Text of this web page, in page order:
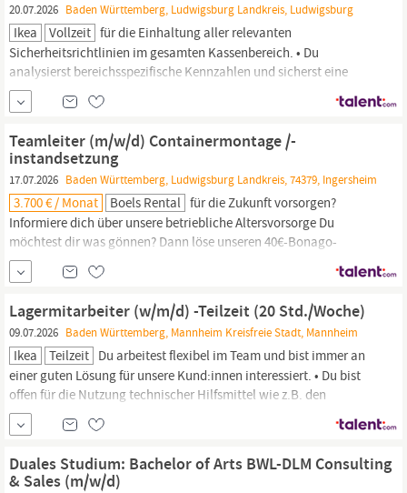
20.07.2026 Baden Württemberg, Ludwigsburg Landkreis, Ludwigsburg
Ikea Vollzeit für die Einhaltung aller relevanten
Sicherheitsrichtlinien im gesamten Kassenbereich. • Du
analysierst bereichsspezifische Kennzahlen und sicherst eine
effektive Personalplanung. • Du unterstützt die Aus- und
Weiterbildung deiner Mitarbeiter:innen und motivierst sie, den
Serviceanspruch zu leben, den Kund:innen an
IKEA
Teamleiter (m/w/d) Containermontage /-
instandsetzung
17.07.2026 Baden Württemberg, Ludwigsburg Landkreis, 74379, Ingersheim
3.700 € / Monat Boels Rental für die Zukunft vorsorgen?
Informiere dich über unsere betriebliche Altersvorsorge Du
möchtest dir was gönnen? Dann löse unseren 40€-Bonago-
Einkaufsgutschein bei
weiteren Geschäften ein Du brauchst Unterstützung in deinem
Bauprojekt? Dann miete Geräte bei Boels zu
Mitarbeiterkonditionen von bis zu 75%
Lagermitarbeiter (w/m/d) -Teilzeit (20 Std./Woche)
09.07.2026 Baden Württemberg, Mannheim Kreisfreie Stadt, Mannheim
Ikea Teilzeit Du arbeitest flexibel im Team und bist immer an
einer guten Lösung für unsere Kund:innen interessiert. • Du bist
offen für die Nutzung technischer Hilfsmittel wie z.B. den
Computer. • Idealerweise besitzt du einen Staplerschein.
Alternativ bieten wir dir die Möglichkeit, bei
Duales Studium: Bachelor of Arts BWL-DLM Consulting
& Sales (m/w/d)